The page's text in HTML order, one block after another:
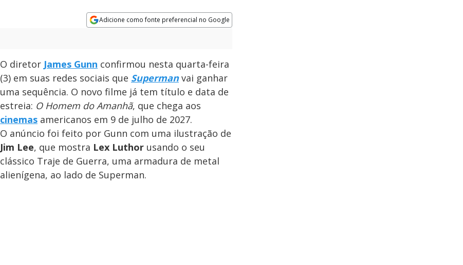
Adicione como fonte preferencial no Google
O diretor James Gunn confirmou nesta quarta-feira
(3) em suas redes sociais que Supermanvai ganhar
uma sequência. O novo filme já tem título e data de
estreia: O Homem do Amanhã, que chega aos
cinemas americanos em 9 de julho de 2027.
O anúncio foi feito por Gunn com uma ilustração de
Jim Lee, que mostra Lex Luthor usando o seu
clássico Traje de Guerra, uma armadura de metal
alienígena, ao lado de Superman.